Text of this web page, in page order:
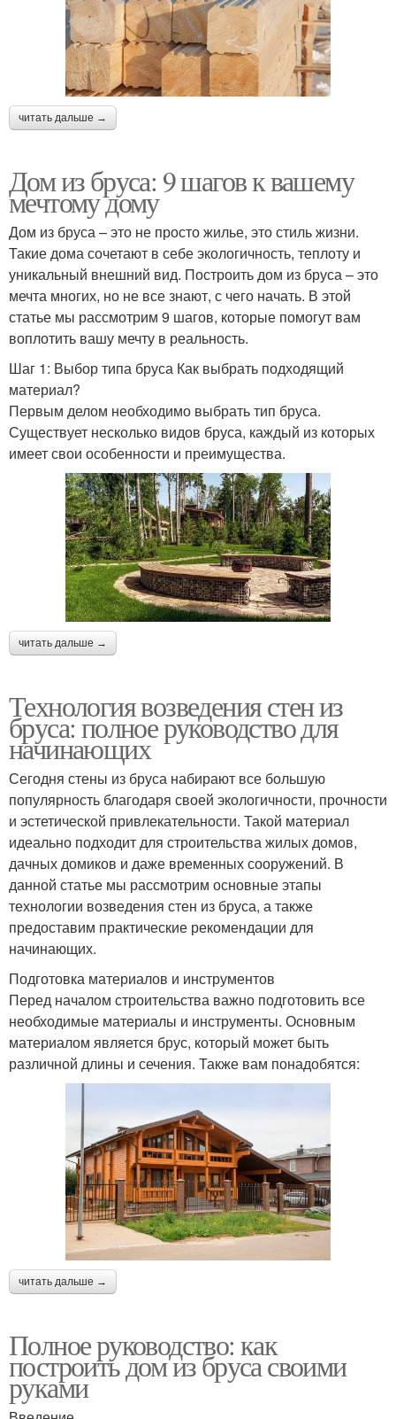
читать дальше →
Дом из бруса: 9 шагов к вашему
мечтому дому
Дом из бруса – это не просто жилье, это стиль жизни.
Такие дома сочетают в себе экологичность, теплоту и
уникальный внешний вид. Построить дом из бруса – это
мечта многих, но не все знают, с чего начать. В этой
статье мы рассмотрим 9 шагов, которые помогут вам
воплотить вашу мечту в реальность.
Шаг 1: Выбор типа бруса Как выбрать подходящий
материал?
Первым делом необходимо выбрать тип бруса.
Существует несколько видов бруса, каждый из которых
имеет свои особенности и преимущества.
читать дальше →
Технология возведения стен из
бруса: полное руководство для
начинающих
Сегодня стены из бруса набирают все большую
популярность благодаря своей экологичности, прочности
и эстетической привлекательности. Такой материал
идеально подходит для строительства жилых домов,
дачных домиков и даже временных сооружений. В
данной статье мы рассмотрим основные этапы
технологии возведения стен из бруса, а также
предоставим практические рекомендации для
начинающих.
Подготовка материалов и инструментов
Перед началом строительства важно подготовить все
необходимые материалы и инструменты. Основным
материалом является брус, который может быть
различной длины и сечения. Также вам понадобятся:
читать дальше →
Полное руководство: как
построить дом из бруса своими
руками